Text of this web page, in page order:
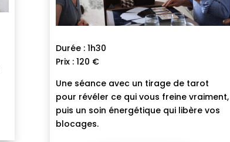
Durée : 1h30
Prix : 120 €
Une séance avec un tirage de tarot
pour révéler ce qui vous freine vraiment,
puis un soin énergétique qui libère vos
blocages.